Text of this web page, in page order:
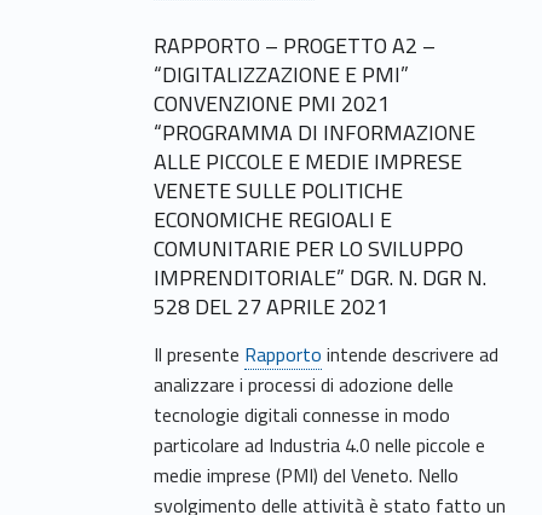
RAPPORTO – PROGETTO A2 –
“DIGITALIZZAZIONE E PMI”
CONVENZIONE PMI 2021
“PROGRAMMA DI INFORMAZIONE
ALLE PICCOLE E MEDIE IMPRESE
VENETE SULLE POLITICHE
ECONOMICHE REGIOALI E
COMUNITARIE PER LO SVILUPPO
IMPRENDITORIALE” DGR. N. DGR N.
528 DEL 27 APRILE 2021
Il presente Rapporto intende descrivere ad
analizzare i processi di adozione delle
tecnologie digitali connesse in modo
particolare ad Industria 4.0 nelle piccole e
medie imprese (PMI) del Veneto. Nello
svolgimento delle attività è stato fatto un